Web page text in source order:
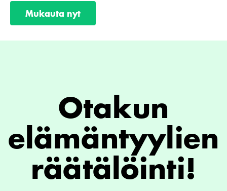
Mukauta nyt
Otakun
elämäntyylien
räätälöinti!